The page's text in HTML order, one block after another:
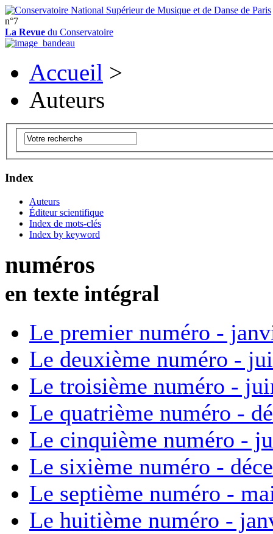
n°7
La Revue du Conservatoire
Accueil >
Auteurs
Index
Auteurs
Éditeur scientifique
Index de mots-clés
Index by keyword
numéros
en texte intégral
Le premier numéro -
Le deuxième numéro -
Le troisième numéro -
Le quatrième numéro -
Le cinquième numéro -
Le sixième numéro -
Le septième numéro -
Le huitième numéro -